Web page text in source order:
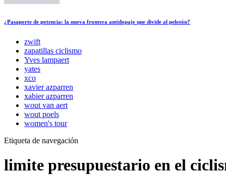
¿Pasaporte de potencia: la nueva frontera antidopaje que divide al pelotón?
zwift
zapatillas ciclismo
Yves lampaert
yates
xco
xavier azparren
xabier azparren
wout van aert
wout poels
women's tour
Etiqueta de navegación
limite presupuestario en el